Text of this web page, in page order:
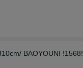
BAOYOUNI !1568!